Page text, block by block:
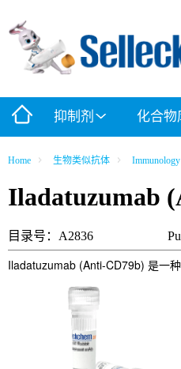
抑制剂 化合物
Home 生物类似抗体
Iladatuzumab
目录号：A2836
Iladatuzumab (Anti-CD79b) 是一